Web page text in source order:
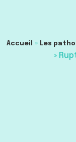
Accueil » Les
»